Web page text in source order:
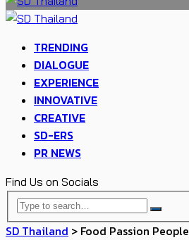
TRENDING
DIALOGUE
EXPERIENCE
INNOVATIVE
CREATIVE
SD-ERS
PR NEWS
Find Us on Socials
SD Thailand > Food Passion People